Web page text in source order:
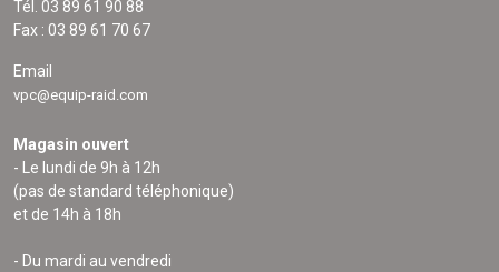
Tél. 03 89 61 90 88
Fax : 03 89 61 70 67
Email
vpc@equip-raid.com
Magasin ouvert
- Le lundi de 9h à 12h
(pas de standard téléphonique)
et de 14h à 18h
- Du mardi au vendredi